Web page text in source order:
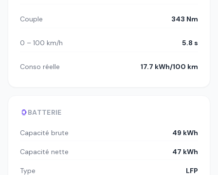
Couple 343 Nm
0 – 100 km/h 5.8 s
Conso réelle 17.7 kWh/100 km
BATTERIE
Capacité brute 49 kWh
Capacité nette 47 kWh
Type LFP